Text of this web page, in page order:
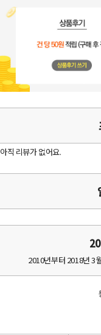
아직 리뷰가 없어요.
2010년부터 2018년 3